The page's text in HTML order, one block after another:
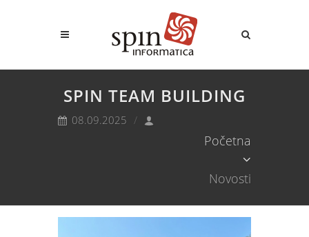
SPIN TEAM BUILDING
08.09.2025
Početna
Novosti